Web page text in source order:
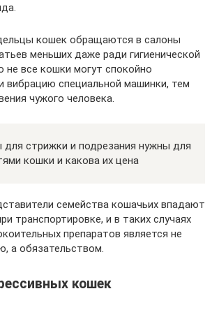
кошек обращаются в салоны
меньших даже ради гигиенической
не все кошки могут спокойно
вибрацию специальной машинки, тем
чужого человека.
стрижки и подрезания нужны для
кошки и какова их цена
семейства кошачьих впадают
транспортировке, и в таких случаях
препаратов является не
а обязательством.
кошек